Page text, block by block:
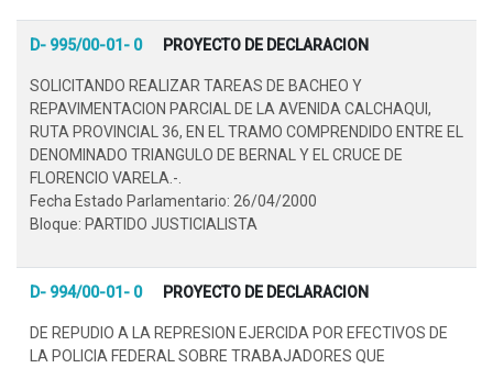
D- 995/00-01- 0 PROYECTO DE DECLARACION
SOLICITANDO REALIZAR TAREAS DE BACHEO Y
REPAVIMENTACION PARCIAL DE LA AVENIDA CALCHAQUI,
RUTA PROVINCIAL 36, EN EL TRAMO COMPRENDIDO ENTRE EL
DENOMINADO TRIANGULO DE BERNAL Y EL CRUCE DE
FLORENCIO VARELA.-.
Fecha Estado Parlamentario: 26/04/2000
Bloque: PARTIDO JUSTICIALISTA
D- 994/00-01- 0 PROYECTO DE DECLARACION
DE REPUDIO A LA REPRESION EJERCIDA POR EFECTIVOS DE
LA POLICIA FEDERAL SOBRE TRABAJADORES QUE